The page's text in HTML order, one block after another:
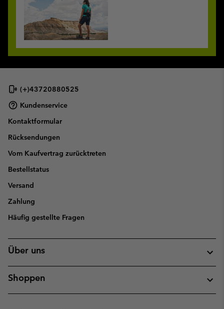
(+)43720880525
Kundenservice
Kontaktformular
Rücksendungen
Vom Kaufvertrag zurücktreten
Bestellstatus
Versand
Zahlung
Häufig gestellte Fragen
Über uns
Shoppen